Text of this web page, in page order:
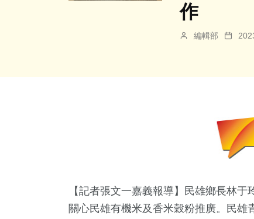
作
編輯部
【記者張文一嘉義報導】民雄鄉長林
關心民雄有機米及香米穀粉推廣。民